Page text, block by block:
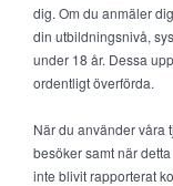
dig. Om du anmäler
din utbildningsnivå,
under 18 år. Dessa
ordentligt överförda.
När du använder våra
besöker samt när
inte blivit rapporterat